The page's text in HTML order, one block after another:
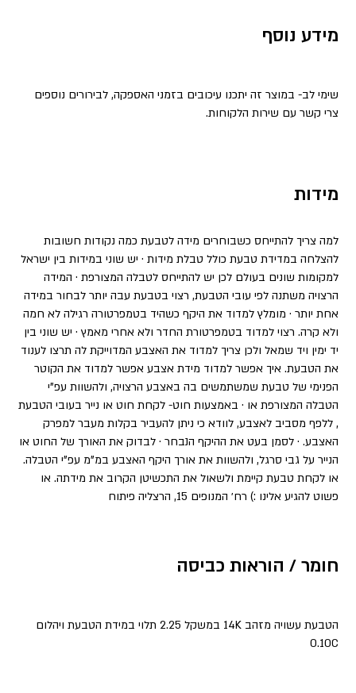
מידע נוסף
שימי לב- במוצר זה יתכנו עיכובים בזמני האספקה, לבירורים נוספים
צרי קשר עם שירות הלקוחות.
מידות
למה צריך להתייחס כשבוחרים מידה לטבעת כמה נקודות חשובות
להצלחה במדידת טבעת כולל טבלת מידות · יש שוני במידות בין ישראל
למקומות שונים בעולם לכן יש להתייחס לטבלה המצורפת · המידה
הרצויה משתנה לפי עובי הטבעת, רצוי בטבעת עבה יותר לבחור במידה
אחת יותר · מומלץ למדוד את היקף כשהיד בטמפרטורה רגילה לא חמה
ולא קרה. רצוי למדוד בטמפרטורת החדר ולא אחרי מאמץ · יש שוני בין
יד ימין ויד שמאל ולכן צריך למדוד את האצבע המדוייקת לה תרצו לענוד
את הטבעת. איך אפשר למדוד מידת אצבע אפשר למדוד את הקוטר
הפנימי של טבעת שמשתמשים בה באצבע הרצויה, ולהשוות עפ”י
הטבלה המצורפת או · באמצעות חוט- לקחת חוט או נייר בעובי הטבעת
, ללפף מסביב לאצבע, לוודא כי ניתן להעביר בקלות מעבר למפרק
האצבע. · לסמן בעט את ההיקף הנבחר · לבדוק את האורך של החוט או
הנייר על גבי סרגל, ולהשוות את אורך היקף האצבע במ”מ עפ”י הטבלה.
או לקחת טבעת קיימת ולשאול את התכשיטן הקרוב את מידתה. או
פשוט להגיע אלינו :) רח׳ המנופים 15, הרצליה פיתוח
חומר / הוראות כביסה
הטבעת עשויה מזהב 14K במשקל 2.25 תלוי במידת הטבעת ויהלום
0.10C